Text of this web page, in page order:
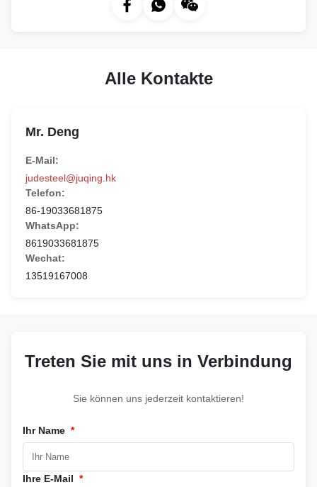
Alle Kontakte
Mr. Deng
E-Mail:
judesteel@juqing.hk
Telefon:
86-19033681875
WhatsApp:
8619033681875
Wechat:
13519167008
Treten Sie mit uns in Verbindung
Sie können uns jederzeit kontaktieren!
Ihr Name *
Ihre E-Mail *